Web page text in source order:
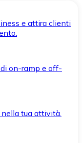
e attira clienti
on-ramp e off-
tua attività.